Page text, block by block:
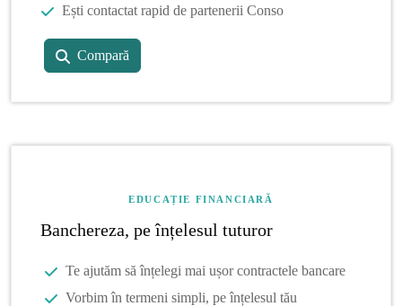
Ești contactat rapid de partenerii Conso
Compară
EDUCAȚIE FINANCIARĂ
Banchereza, pe înțelesul tuturor
Te ajutăm să înțelegi mai ușor contractele bancare
Vorbim în termeni simpli, pe înțelesul tău